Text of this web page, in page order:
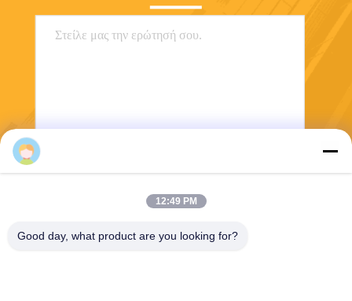
Στείλε
12:49 PM
Good day, what product are you looking for?